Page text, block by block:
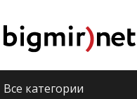
Все категории